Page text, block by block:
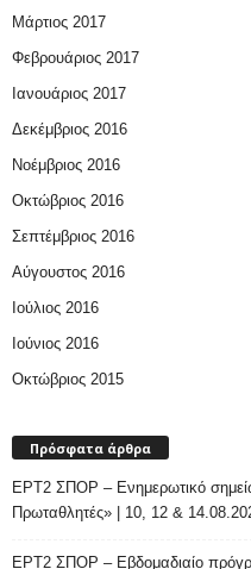
Μάρτιος 2017
Φεβρουάριος 2017
Ιανουάριος 2017
Δεκέμβριος 2016
Νοέμβριος 2016
Οκτώβριος 2016
Σεπτέμβριος 2016
Αύγουστος 2016
Ιούλιος 2016
Ιούνιος 2016
Οκτώβριος 2015
Πρόσφατα άρθρα
ΕΡΤ2 ΣΠΟΡ – Ενημερωτικό
Πρωταθλητές» | 10, 12 &
ΕΡΤ2 ΣΠΟΡ – Εβδομαδιαίο